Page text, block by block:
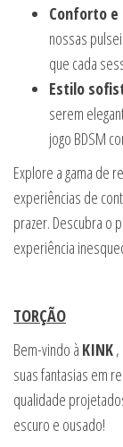
Conforto e
nossas
que cada
Estilo
serem
jogo BDSM
Explore a gama de
experiências de
prazer. Descubra o
experiência
TORÇÃO
Bem-vindo à KINK,
suas fantasias em
qualidade
escuro e ousado!